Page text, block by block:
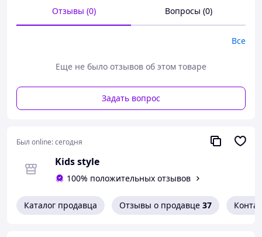
Отзывы (0) Вопросы (0)
Все
Еще не было отзывов об этом товаре
Задать вопрос
Был online:сегодня
Kids style
100% положительных отзывов
Каталог продавца Отзывы о продавце 37